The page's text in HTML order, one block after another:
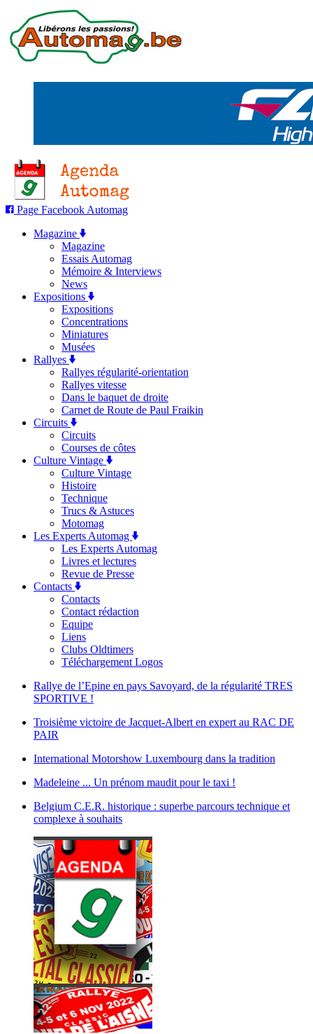
Page Facebook Automag
Magazine
Magazine
Essais Automag
Mémoire & Interviews
News
Expositions
Expositions
Concentrations
Miniatures
Musées
Rallyes
Rallyes régularité-orientation
Rallyes vitesse
Dans le baquet de droite
Carnet de Route de Paul Fraikin
Circuits
Circuits
Courses de côtes
Culture Vintage
Culture Vintage
Histoire
Technique
Trucs & Astuces
Motomag
Les Experts Automag
Les Experts Automag
Livres et lectures
Revue de Presse
Contacts
Contacts
Contact rédaction
Equipe
Liens
Clubs Oldtimers
Téléchargement Logos
Rallye de l’Epine en pays Savoyard, de la régularité TRES
SPORTIVE !
Troisième victoire de Jacquet-Albert en expert au RAC DE
PAIR
International Motorshow Luxembourg dans la tradition
Madeleine ... Un prénom maudit pour le taxi !
Belgium C.E.R. historique : superbe parcours technique et
complexe à souhaits